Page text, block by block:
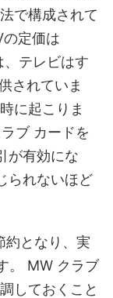
で構成されて
定価は
テレビはす
されていま
に起こりま
ブ カードを
が有効にな
られないほど
約となり、実
。 MW クラブ
しておくこと